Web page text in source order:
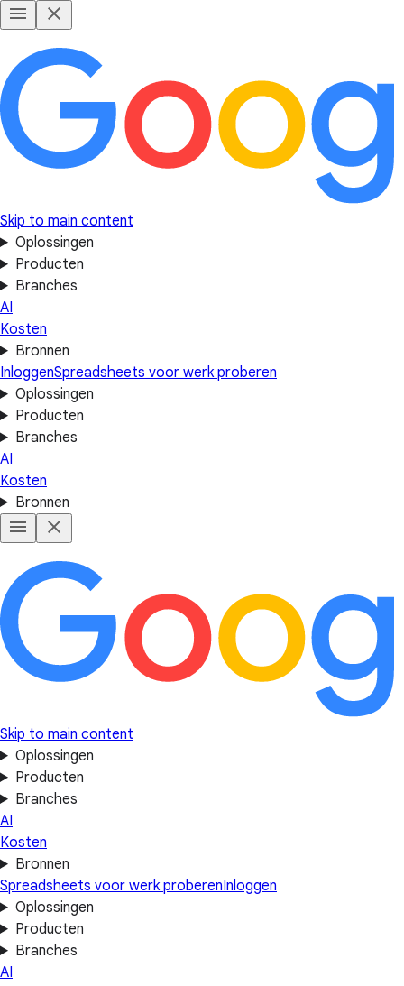
Skip to main content
Oplossingen
Producten
Branches
AI
Kosten
Bronnen
InloggenSpreadsheets voor werk proberen
Oplossingen
Producten
Branches
AI
Kosten
Bronnen
Skip to main content
Oplossingen
Producten
Branches
AI
Kosten
Bronnen
Spreadsheets voor werk proberenInloggen
Oplossingen
Producten
Branches
AI